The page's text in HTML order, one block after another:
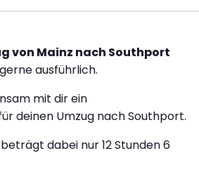
von Mainz nach Southport
ausführlich.
mit dir ein
deinen Umzug nach Southport.
beträgt dabei nur 12 Stunden 6